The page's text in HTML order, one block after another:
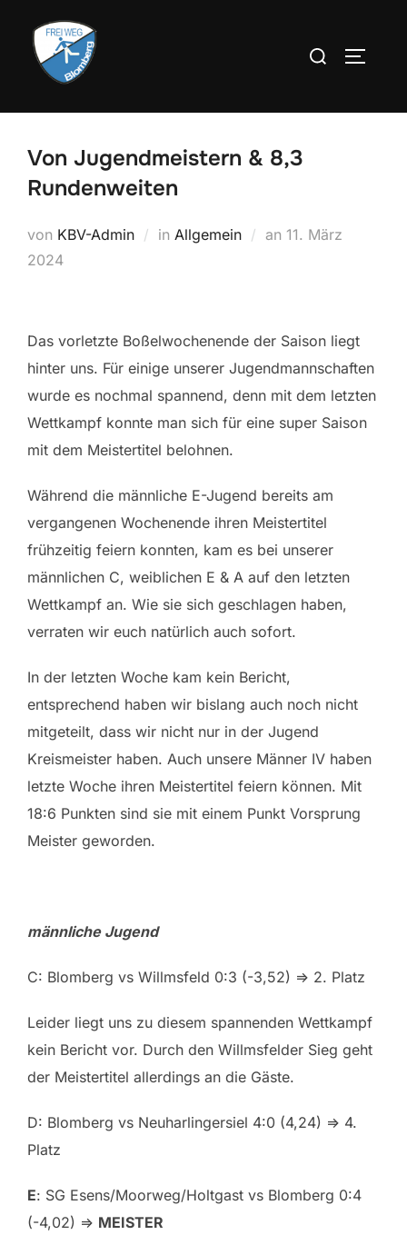
Inhalt
springen
Suchen
Von Jugendmeistern & 8,3
Rundenweiten
von KBV-Admin in Allgemein an Veröffentlicht
11. März
2024
Das vorletzte Boßelwochenende der Saison liegt
hinter uns. Für einige unserer Jugendmannschaften
wurde es nochmal spannend, denn mit dem letzten
Wettkampf konnte man sich für eine super Saison
mit dem Meistertitel belohnen.
Während die männliche E-Jugend bereits am
vergangenen Wochenende ihren Meistertitel
frühzeitig feiern konnten, kam es bei unserer
männlichen C, weiblichen E & A auf den letzten
Wettkampf an. Wie sie sich geschlagen haben,
verraten wir euch natürlich auch sofort.
In der letzten Woche kam kein Bericht,
entsprechend haben wir bislang auch noch nicht
mitgeteilt, dass wir nicht nur in der Jugend
Kreismeister haben. Auch unsere Männer IV haben
letzte Woche ihren Meistertitel feiern können. Mit
18:6 Punkten sind sie mit einem Punkt Vorsprung
Meister geworden.
männliche Jugend
C: Blomberg vs Willmsfeld 0:3 (-3,52) => 2. Platz
Leider liegt uns zu diesem spannenden Wettkampf
kein Bericht vor. Durch den Willmsfelder Sieg geht
der Meistertitel allerdings an die Gäste.
D: Blomberg vs Neuharlingersiel 4:0 (4,24) => 4.
Platz
E: SG Esens/Moorweg/Holtgast vs Blomberg 0:4
(-4,02) => MEISTER